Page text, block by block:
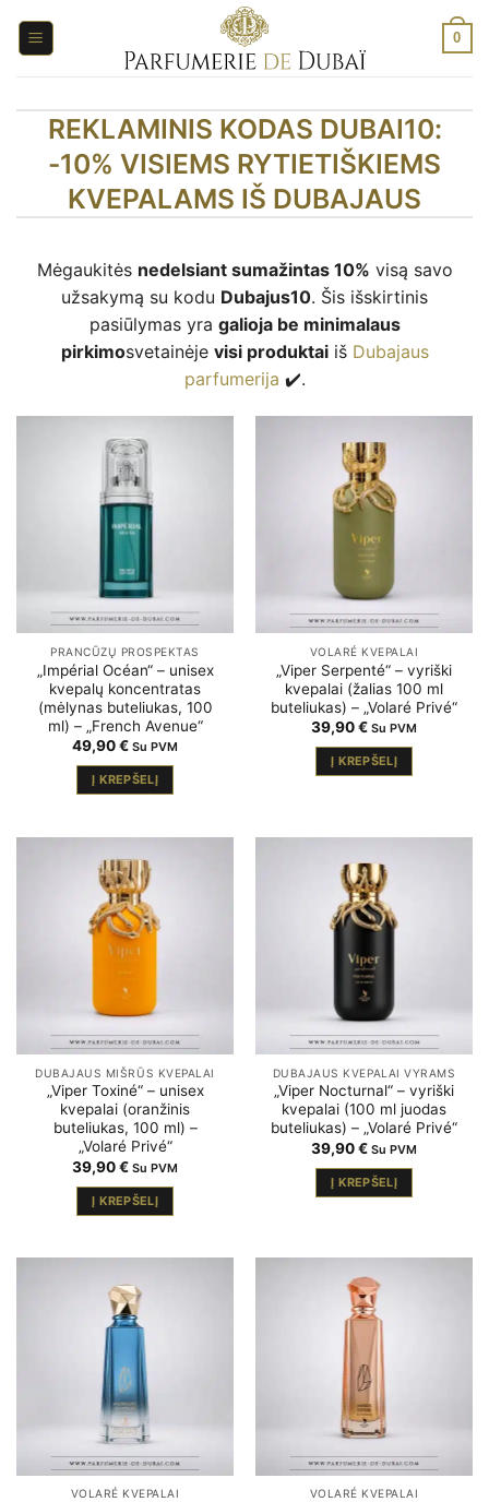
prie
0
REKLAMINIS KODAS DUBAI10:
-10% VISIEMS RYTIETIŠKIEMS
KVEPALAMS IŠ DUBAJAUS
Mėgaukitės nedelsiant sumažintas 10% visą savo
užsakymą su kodu Dubajus10. Šis išskirtinis
pasiūlymas yra galioja be minimalaus
pirkimosvetainėje visi produktaiiš Dubajaus
parfumerija ✔️.
PRANCŪZŲ PROSPEKTAS
„Impérial Océan“ – unisex
kvepalų koncentratas
(mėlynas buteliukas, 100
ml) – „French Avenue“
49,90€ Su PVM
Į KREPŠELĮ
VOLARÉ KVEPALAI
„Viper Serpenté“ – vyriški
kvepalai (žalias 100 ml
buteliukas) – „Volaré Privé“
39,90€ Su PVM
Į KREPŠELĮ
DUBAJAUS MIŠRŪS KVEPALAI
„Viper Toxiné“ – unisex
kvepalai (oranžinis
buteliukas, 100 ml) –
„Volaré Privé“
39,90€ Su PVM
Į KREPŠELĮ
DUBAJAUS KVEPALAI VYRAMS
„Viper Nocturnal“ – vyriški
kvepalai (100 ml juodas
buteliukas) – „Volaré Privé“
39,90€ Su PVM
Į KREPŠELĮ
VOLARÉ KVEPALAI VOLARÉ KVEPALAI